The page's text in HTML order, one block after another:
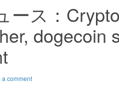
ース：
dogecoin
a comment